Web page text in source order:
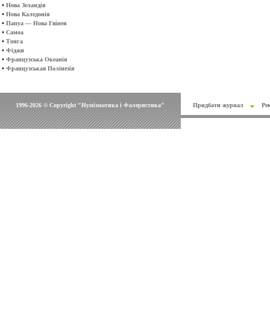
• Нова Зеландія
• Нова Каледонія
• Папуа — Нова Гвінея
• Самоа
• Тонга
• Фіджи
• Французська Океанія
• Французськая Полінезія
1996-2026 © Copyright "Нумізматика і Фалеристика" Придбати журнал